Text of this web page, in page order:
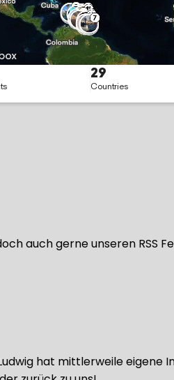
auch gerne unseren RSS
hat mittlerweile